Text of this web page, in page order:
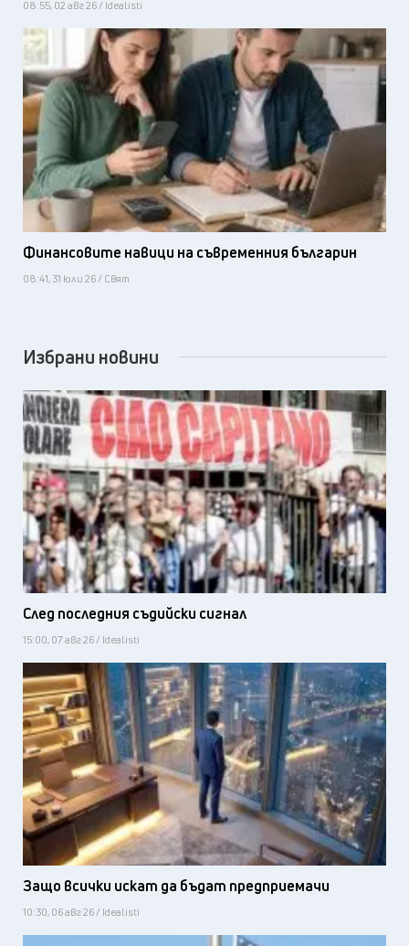
08:55, 02 авг 26 / Idealisti
Финансовите навици на съвременния българин
08:41, 31 юли 26 / Свят
Избрани новини
След последния съдийски сигнал
15:00, 07 авг 26 / Idealisti
Защо всички искат да бъдат предприемачи
10:30, 06 авг 26 / Idealisti